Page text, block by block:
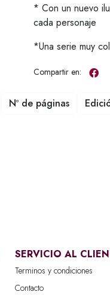
* Con un nuevo
cada personaje
*Una serie muy
Compartir en:
Nº de páginas
SERVICIO AL
Terminos y condiciones
Contacto